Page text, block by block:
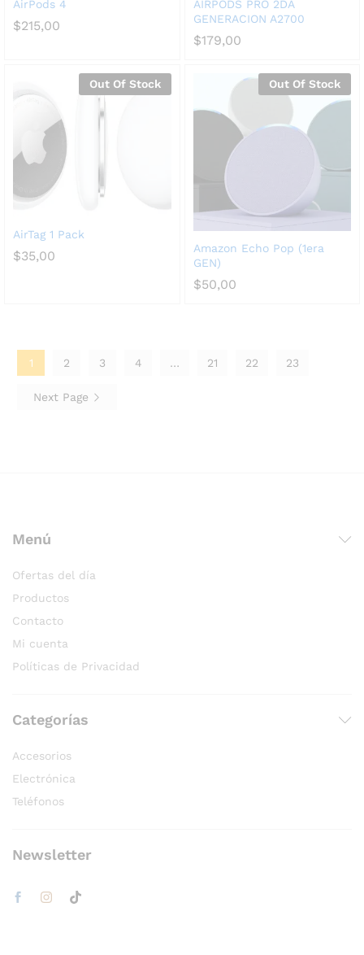
AirPods 4
$215,00
AIRPODS PRO 2DA
GENERACION A2700
$179,00
Out Of Stock
AirTag 1 Pack
$35,00
Out Of Stock
Amazon Echo Pop (1era
GEN)
$50,00
1 2 3 4 … 21 22 23
Next Page
Menú
Ofertas del día
Productos
Contacto
Mi cuenta
Políticas de Privacidad
Categorías
Accesorios
Electrónica
Teléfonos
Newsletter